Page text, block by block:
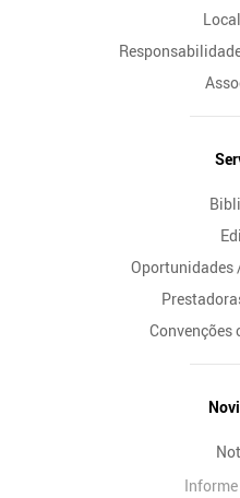
Oportunidades
Convenções